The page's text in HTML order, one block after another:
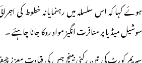
ہوئے کہا کہ اس سلسلہ میں رہنمایانہ خطوط کی
سوشیل میڈیا پر منافرت انگیز مواد روکا جانا چاہئے ۔
سپریم کورٹ کی تین رکنی بینچ جس کی قیادت